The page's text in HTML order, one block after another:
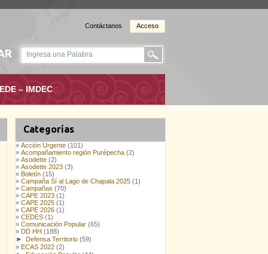
Acceso
Contáctanos
– IMDEC
Categorías
Acción Urgente (101)
Acompañamiento región Purépecha (2)
Asodette (2)
Asodette 2023 (3)
Boletín (15)
Campaña Sí al Lago de Chapala 2025 (1)
Campañas (70)
CAPE 2023 (1)
CAPE 2025 (1)
CAPE 2026 (1)
CEDES (1)
Comunicación Popular (65)
DD HH (188)
► Defensa Territorio (59)
ECAS 2022 (2)